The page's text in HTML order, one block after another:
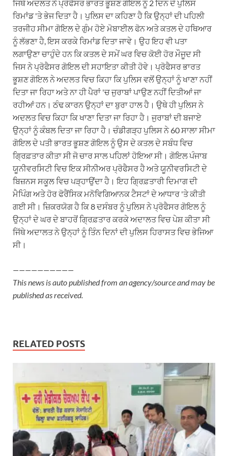
ਜਿਥੇ ਅਦਲਤ ਨੇ ਪ੍ਰੋਫੈਸਰ ਭਾਰਤ ਭੂਸ਼ਣ ਗੋਇਲ ਨੂੰ 2 ਦਿਨ ਦੇ ਪੁਲਿਸ
ਰਿਮਾਂਡ 'ਤੇ ਭੇਜ ਦਿਤਾ ਹੈ। ਪੁਲਿਸ ਦਾ ਕਹਿਣਾ ਹੈ ਕਿ ਉਨ੍ਹਾਂ ਦੀ ਪਹਿਲੀ
ਤਰਜੀਹ ਸੀਮਾ ਗੋਇਲ ਦੇ ਗੁੰਮ ਹੋਏ ਮੋਬਾਈਲ ਫੋਨ ਅਤੇ ਕਤਲ ਦੇ ਹਥਿਆਰ
ਨੂੰ ਲੱਭਣਾ ਹੈ, ਇਸ ਕਰਕੇ ਰਿਮਾਂਡ ਦਿਤਾ ਜਾਵੇ। ਉਹ ਇਹ ਵੀ ਪਤਾ
ਲਗਾਉਣਾ ਚਾਹੁੰਦੇ ਹਨ ਕਿ ਕਤਲ ਦੇ ਸਮੇਂ ਘਰ ਵਿਚ ਕੋਈ ਹੋਰ ਮੌਜੂਦ ਸੀ
ਜਿਸ ਨੇ ਪ੍ਰੋਫੈਸਰ ਗੋਇਲ ਦੀ ਸਹਾਇਤਾ ਕੀਤੀ ਹੋਵੇ। ਪ੍ਰੋਫੈਸਰ ਭਾਰਤ
ਭੂਸ਼ਣ ਗੋਇਲ ਨੇ ਅਦਲਤ ਵਿਚ ਕਿਹਾ ਕਿ ਪੁਲਿਸ ਵਲੋਂ ਉਨ੍ਹਾਂ ਨੂੰ ਖਾਣਾ ਨਹੀਂ
ਦਿਤਾ ਜਾ ਰਿਹਾ ਅਤੇ ਨਾ ਹੀ ਪੈਰਾਂ 'ਚ ਜੁਰਾਬਾਂ ਪਾਉਣ ਨਹੀਂ ਦਿਤੀਆਂ ਜਾ
ਰਹੀਆਂ ਹਨ। ਠੰਢ ਕਾਰਨ ਉਨ੍ਹਾਂ ਦਾ ਬੁਰਾ ਹਾਲ ਹੈ। ਉਥੇ ਹੀ ਪੁਲਿਸ ਨੇ
ਅਦਲਤ ਵਿਚ ਕਿਹਾ ਕਿ ਖਾਣਾ ਦਿਤਾ ਜਾ ਰਿਹਾ ਹੈ। ਜੁਰਾਬਾਂ ਦੀ ਬਜਾਏ
ਉਨ੍ਹਾਂ ਨੂੰ ਕੰਬਲ ਦਿਤਾ ਜਾ ਰਿਹਾ ਹੈ। ਚੰਡੀਗੜ੍ਹ ਪੁਲਿਸ ਨੇ 60 ਸਾਲਾ ਸੀਮਾ
ਗੋਇਲ ਦੇ ਪਤੀ ਭਾਰਤ ਭੂਸ਼ਣ ਗੋਇਲ ਨੂੰ ਉਸ ਦੇ ਕਤਲ ਦੇ ਸਬੰਧ ਵਿਚ
ਗ੍ਰਿਫ਼ਤਾਰ ਕੀਤਾ ਸੀ ਜੋ ਚਾਰ ਸਾਲ ਪਹਿਲਾਂ ਹੋਇਆ ਸੀ। ਗੋਇਲ ਪੰਜਾਬ
ਯੂਨੀਵਰਸਿਟੀ ਵਿਚ ਇਕ ਸੀਨੀਅਰ ਪ੍ਰੋਫੈਸਰ ਹੈ ਅਤੇ ਯੂਨੀਵਰਸਿਟੀ ਦੇ
ਬਿਜ਼ਨਸ ਸਕੂਲ ਵਿਚ ਪੜ੍ਹਾਉਂਦਾ ਹੈ। ਇਹ ਗ੍ਰਿਫ਼ਤਾਰੀ ਦਿਮਾਗ ਦੀ
ਮੈਪਿੰਗ ਅਤੇ ਹੋਰ ਫੋਰੈਂਸਿਕ ਮਨੋਵਿਗਿਆਨਕ ਟੈਸਟਾਂ ਦੇ ਆਧਾਰ 'ਤੇ ਕੀਤੀ
ਗਈ ਸੀ। ਜ਼ਿਕਰਯੋਗ ਹੈ ਕਿ 8 ਦਸੰਬਰ ਨੂੰ ਪੁਲਿਸ ਨੇ ਪ੍ਰੋਫੈਸਰ ਗੋਇਲ ਨੂੰ
ਉਨ੍ਹਾਂ ਦੇ ਘਰ ਦੇ ਬਾਹਰੋਂ ਗ੍ਰਿਫ਼ਤਾਰ ਕਰਕੇ ਅਦਾਲਤ ਵਿਚ ਪੇਸ਼ ਕੀਤਾ ਸੀ
ਜਿੱਥੇ ਅਦਾਲਤ ਨੇ ਉਨ੍ਹਾਂ ਨੂੰ ਤਿੰਨ ਦਿਨਾਂ ਦੀ ਪੁਲਿਸ ਹਿਰਾਸਤ ਵਿਚ ਭੇਜਿਆ
ਸੀ।
——————————
This news is auto published from an agency/source and may be
published as received.
RELATED POSTS